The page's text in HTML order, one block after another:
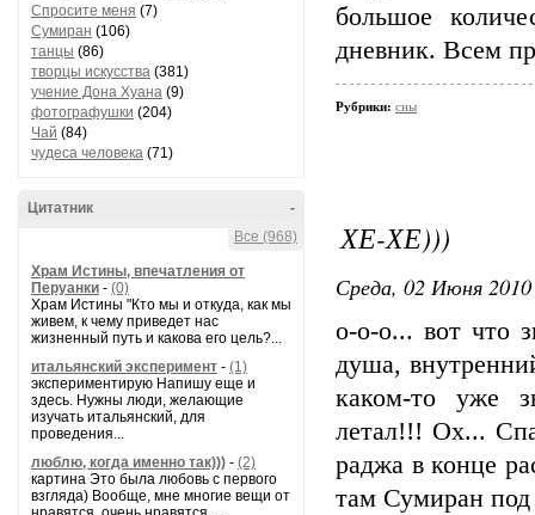
Спросите меня (7)
Сумиран (106)
танцы (86)
творцы искусства (381)
учение Дона Хуана (9)
фотографушки (204)
Чай (84)
чудеса человека (71)
-
Цитатник
Все (968)
Храм Истины, впечатления от
Перуанки - (0)
Храм Истины "Кто мы и откуда, как мы
живем, к чему приведет нас
жизненный путь и какова его цель?...
итальянский эксперимент - (1)
экспериментирую Напишу еще и
здесь. Нужны люди, желающие
изучать итальянский, для
проведения...
люблю, когда именно так))) - (2)
картина Это была любовь с первого
взгляда) Вообще, мне многие вещи от
большое
дневник. Всем
Рубрики: сны
ХЕ-ХЕ)))
Среда, 02 Июня
о-о-о... вот что
душа,
каком-то уже
летал!!! Ох...
раджа в конце
там Сумиран